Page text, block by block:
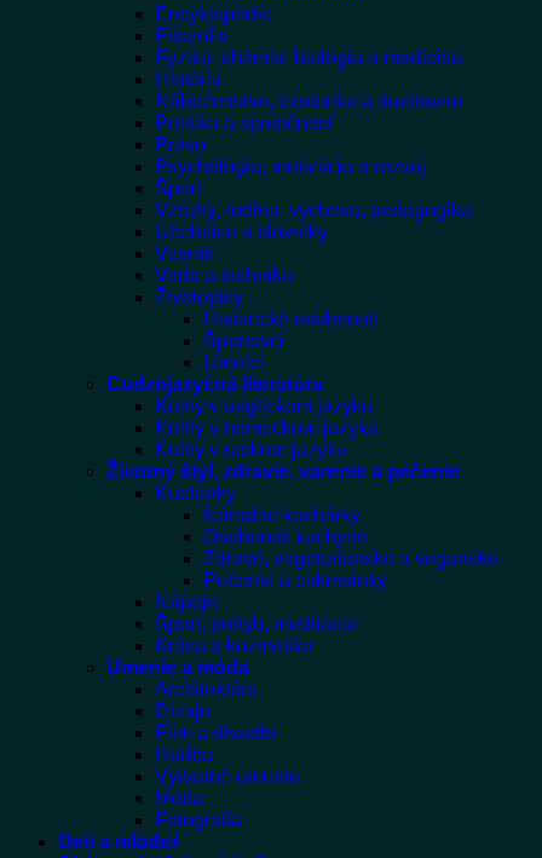
Encyklopédie
Filozofia
Fyzika, chémia, biológia a medicína
História
Náboženstvo, ezoterika a duchovno
Politika a spoločnosť
Právo
Psychológia, motivácia a rozvoj
Šport
Vzťahy, rodina, výchova, pedagogika
Učebnice a slovníky
Vesmír
Veda a technika
Životopisy
Historické osobnosti
Športovci
Umelci
Cudzojazyčná literatúra
Knihy v anglickom jazyku
Knihy v nemeckom jazyku
Knihy v ruskom jazyku
Životný štýl, zdravie, varenie a pečenie
Kuchárky
Národné kuchárky
Osobnosti kuchyne
Zdravé, vegetariánske a veganske
Pečenie a cukrovinky
Nápoje
Šport, pohyb, meditácia
Krása a kozmetika
Umenie a móda
Architektúra
Dizajn
Film a divadlo
Hudba
Výtvarné umenie
Móda
Fotografia
Deti a mládež